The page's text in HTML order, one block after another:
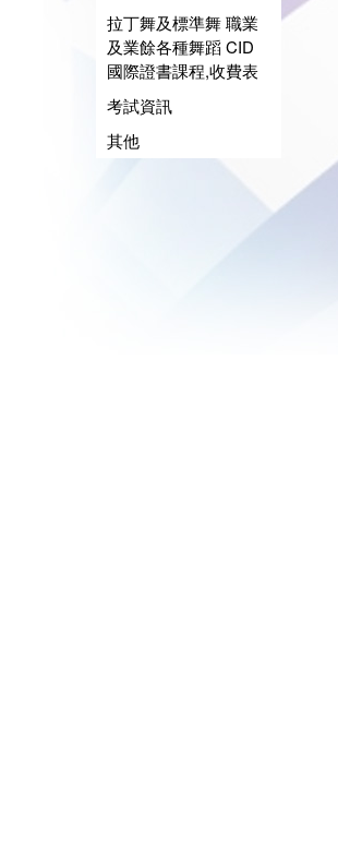
拉丁舞及標準舞 職業
及業餘各種舞蹈 CID
國際證書課程,收費表
考試資訊
其他